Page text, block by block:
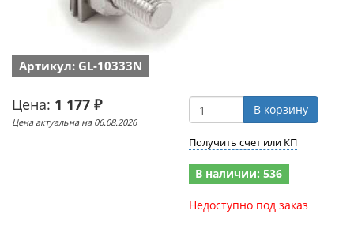
Артикул: GL-10333N
Цена: 1 177 ₽
Цена актуальна на 06.08.2026
В корзину
Получить счет или КП
В наличии: 536
Недоступно под заказ